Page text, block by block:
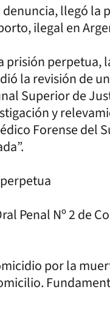
llegó la
ilegal en
prisión perpetua,
la revisión de
Superior de
y
Forense del
Penal Nº 2 de
por la